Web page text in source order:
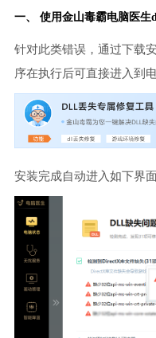
一、 使用金山毒霸电脑医生
针对此类错误，通过下载
序在执行后可直接进入到
安装完成自动进入如下界面